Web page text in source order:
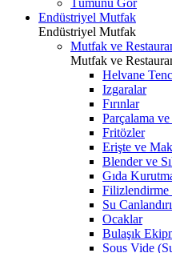
Tümünü Gör
Endüstriyel Mutfak
Endüstriyel Mutfak
Mutfak ve
Mutfak ve
Helvane
Izgaralar
Fırınlar
Parçalama
Fritözler
Erişte ve
Blender ve
Gıda
Filizlendirme
Su
Ocaklar
Bulaşık
Sous Vide